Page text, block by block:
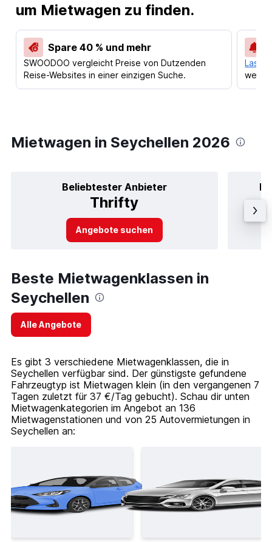
um Mietwagen zu finden.
Spare 40 % und mehr
SWOODOO vergleicht Preise von Dutzenden
Reise-Websites in einer einzigen Suche.
Lass
Mietwagen in Seychellen 2026
Beliebtester Anbieter
Thrifty
Angebote suchen
Beste Mietwagenklassen in
Seychellen
Alle Angebote
Es gibt 3 verschiedene Mietwagenklassen, die in
Seychellen verfügbar sind. Der günstigste gefundene
Fahrzeugtyp ist Mietwagen klein (in den vergangenen 7
Tagen zuletzt für 37 €/Tag gebucht). Schau dir unten
Mietwagenkategorien im Angebot an 136
Mietwagenstationen und von 25 Autovermietungen in
Seychellen an: